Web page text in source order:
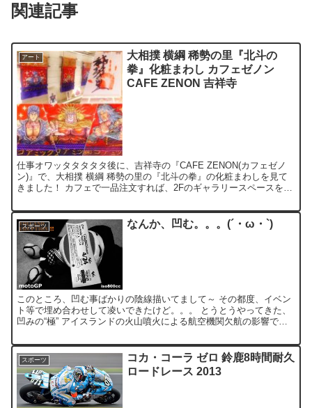
関連記事
アート
大相撲 横綱 稀勢の里『北斗の
拳』化粧まわし カフェゼノン
CAFE ZENON 吉祥寺
仕事オワッタタタタタ後に、吉祥寺の『CAFE ZENON(カフェゼノ
ン)』で、大相撲 横綱 稀勢の里の『北斗の拳』の化粧まわしを見て
きました！ カフェで一品注文すれば、2Fのギャラリースペースを見
スポーツ なんか、凹む。。。(´・ω・`)
このところ、凹む事ばかりの陰線描いてまして～ その都度、イベン
ト等で埋め合わせして凌いできたけど。。。 とうとうやってきた、
凹みの“極” アイスランドの火山噴火による航空機関欠航の影響で、
スポーツ
コカ・コーラ ゼロ 鈴鹿8時間耐久
ロードレース 2013